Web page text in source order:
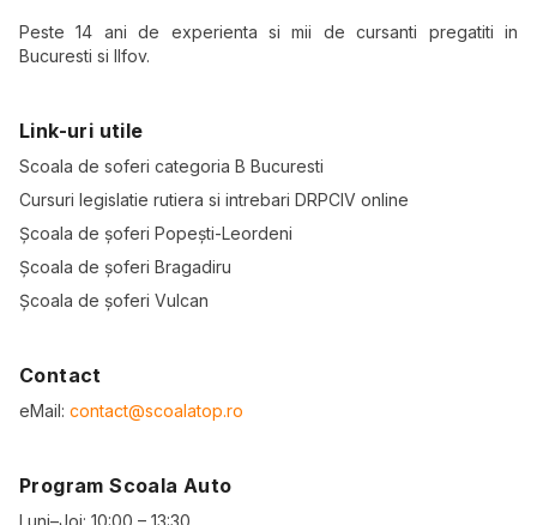
Peste 14 ani de experienta si mii de cursanti pregatiti in
Bucuresti si Ilfov.
Link-uri utile
Scoala de soferi categoria B Bucuresti
Cursuri legislatie rutiera si intrebari DRPCIV online
Școala de șoferi Popești-Leordeni
Școala de șoferi Bragadiru
Școala de șoferi Vulcan
Contact
eMail: contact@scoalatop.ro
Program Scoala Auto
Luni–Joi: 10:00 – 13:30